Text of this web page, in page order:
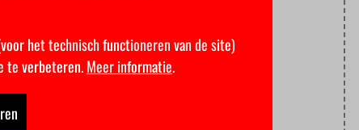
het technisch functioneren van de site)
te verbeteren.Meer informatie.